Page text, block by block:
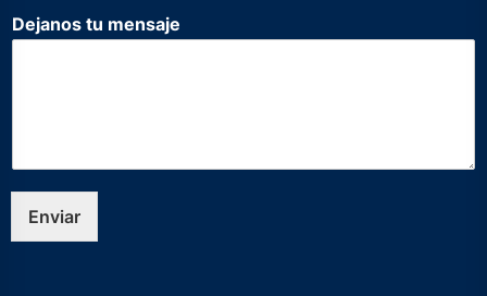
*
e
ó
n
Dejanos tu mensaje
Enviar